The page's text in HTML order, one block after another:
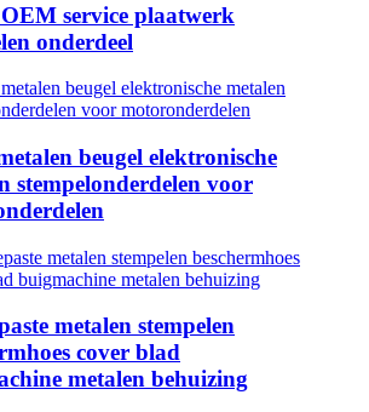
service plaatwerk
onderdeel
beugel elektronische
stempelonderdelen voor
metalen stempelen
cover blad
metalen behuizing